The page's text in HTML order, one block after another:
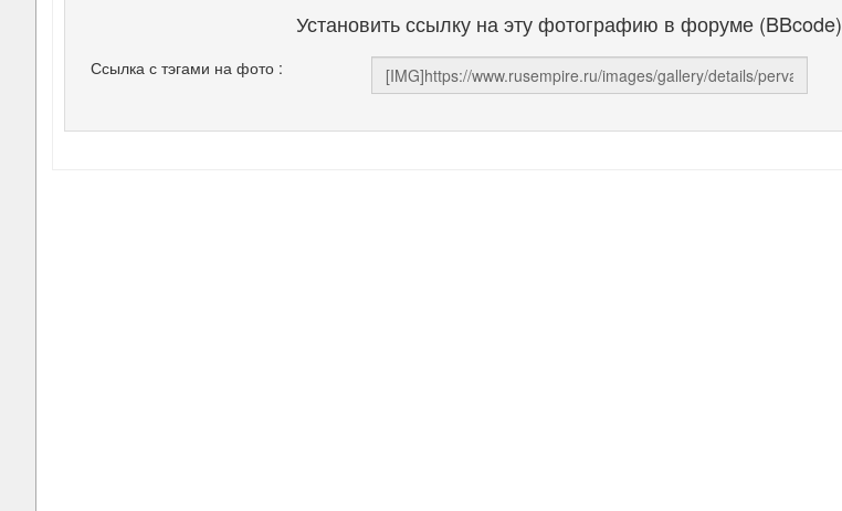
Установить ссылку на эту фотографию в форуме (BBcode)
Ссылка с тэгами на фото :